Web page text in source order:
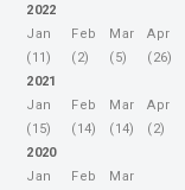
2022
Jan
(11)
Feb
(2)
Mar
(5)
Apr
(26)
2021
Jan
(15)
Feb
(14)
Mar
(14)
Apr
(2)
2020
Jan
Feb
Mar